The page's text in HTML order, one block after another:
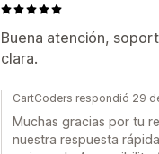
Buena atención,
clara.
CartCoders respondió 29
Muchas gracias por tu
nuestra respuesta